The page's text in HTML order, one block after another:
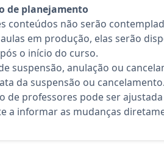
de planejamento
conteúdos não serão
em produção, elas serão
o início do curso.
suspensão, anulação ou
da suspensão ou cancelamento.
de professores pode ser
a informar as mudanças